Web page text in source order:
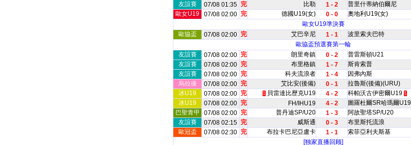
友誼賽
07/08 01:35 完 比勒 1 - 2 普里什蒂納伯爾尼
歐女U19
07/08 02:00 完 德國U19(女) 0 - 0 奧地利U19(女)
歐女U19準決賽
歐協盃
07/08 02:00 完 艾巴辛尼 1 - 1 波里索夫巴特
歐協盃預選賽第一輪
友誼賽
07/08 02:00 完 朗里奇鎮 0 - 2 普雷斯頓U21
友誼賽
07/08 02:00 完 布里格鎮 1 - 7 斯肯索普
友誼賽
07/08 02:00 完 科夫流浪者 1 - 4 因弗內斯
烏拉後
07/08 02:00 完 艾比安(後備) 0 - 1 拉魯斯(後備)(URU)
冰U19
07/08 02:00 完 1 貝雷達比歷克U19 4 - 2 科帕沃古伊密爾U19 1
冰U19
07/08 02:00 完 FH/IHU19 4 - 2 圖羅杜爾SR哈瑪爾U19
巴聖青甲
07/08 02:00 完 普丹迪SP/U20 1 - 3 阿故聖塔SP/U20
友誼賽
07/08 02:15 完 威斯通 0 - 3 布里斯托流浪
歐冠盃
07/08 02:30 完 布拉卡巴尼亞盧卡 1 - 1 索菲亞利夫斯基
[独家直播回顾]